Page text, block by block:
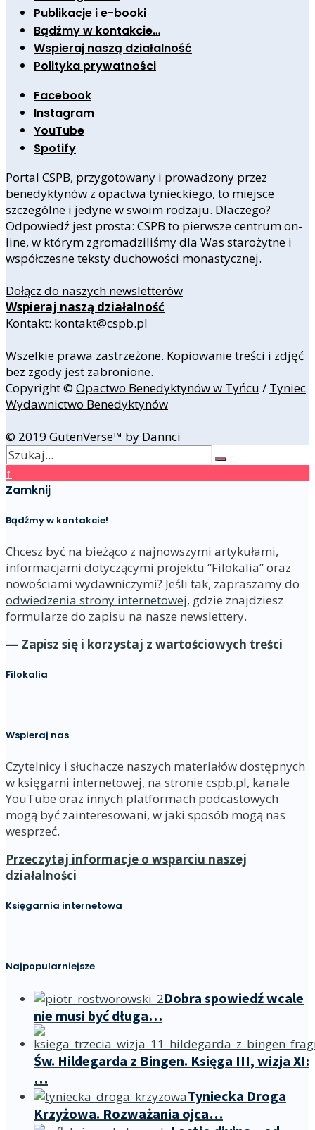
Publikacje i e-booki
Bądźmy w kontakcie…
Wspieraj naszą działalność
Polityka prywatności
Facebook
Instagram
YouTube
Spotify
Portal CSPB, przygotowany i prowadzony przez
benedyktynów z opactwa tynieckiego, to miejsce
szczególne i jedyne w swoim rodzaju. Dlaczego?
Odpowiedź jest prosta: CSPB to pierwsze centrum on-
line, w którym zgromadziliśmy dla Was starożytne i
współczesne teksty duchowości monastycznej.
Dołącz do naszych newsletterów
Wspieraj naszą działalność
Kontakt: kontakt@cspb.pl
Wszelkie prawa zastrzeżone. Kopiowanie treści i zdjęć
bez zgody jest zabronione.
Copyright © Opactwo Benedyktynów w Tyńcu / Tyniec
Wydawnictwo Benedyktynów
© 2019 GutenVerse™ by Dannci
↑
Zamknij
Bądźmy w kontakcie!
Chcesz być na bieżąco z najnowszymi artykułami,
informacjami dotyczącymi projektu “Filokalia” oraz
nowościami wydawniczymi? Jeśli tak, zapraszamy do
odwiedzenia strony internetowej, gdzie znajdziesz
formularze do zapisu na nasze newslettery.
— Zapisz się i korzystaj z wartościowych treści
Filokalia
Wspieraj nas
Czytelnicy i słuchacze naszych materiałów dostępnych
w księgarni internetowej, na stronie cspb.pl, kanale
YouTube oraz innych platformach podcastowych
mogą być zainteresowani, w jaki sposób mogą nas
wesprzeć.
Przeczytaj informacje o wsparciu naszej
działalności
Księgarnia internetowa
Najpopularniejsze
Dobra spowiedź wcale
nie musi być długa…
Św. Hildegarda z Bingen. Księga III, wizja XI:
…
Tyniecka Droga
Krzyżowa. Rozważania ojca…